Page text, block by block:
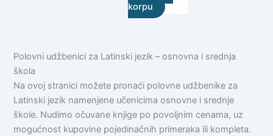
korpu
Polovni udžbenici za Latinski jezik – osnovna i srednja
škola
Na ovoj stranici možete pronaći polovne udžbenike za
Latinski jezik namenjene učenicima osnovne i srednje
škole. Nudimo očuvane knjige po povoljnim cenama, uz
mogućnost kupovine pojedinačnih primeraka ili kompleta.